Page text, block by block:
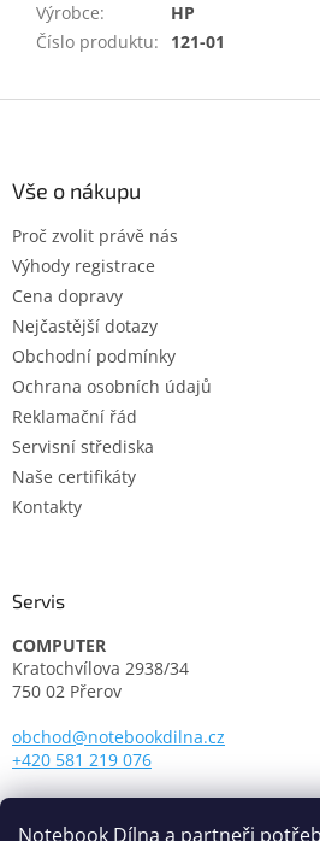
Notebook Dílna a partneři
Výrobce:
HP
Číslo produktu: 121-01
Vše o nákupu
Proč zvolit právě nás
Výhody registrace
Cena dopravy
Nejčastější dotazy
Obchodní podmínky
Ochrana osobních údajů
Reklamační řád
Servisní střediska
Naše certifikáty
Kontakty
Servis
COMPUTER
Kratochvílova 2938/34
750 02 Přerov
obchod@notebookdilna.cz
+420 581 219 076
Otevírací doba:
Pondělí - Pátek: 9.00 - 17.00